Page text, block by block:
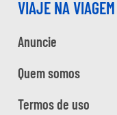
VIAJE NA VIAGEM
Anuncie
Quem somos
Termos de uso